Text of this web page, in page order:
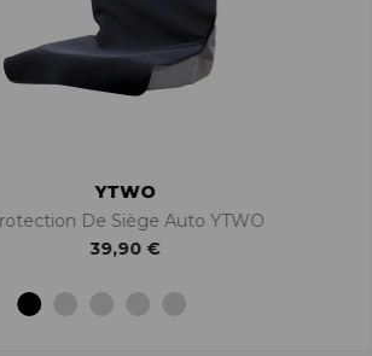
YTWO
De Siège Auto YTWO
39,90 €